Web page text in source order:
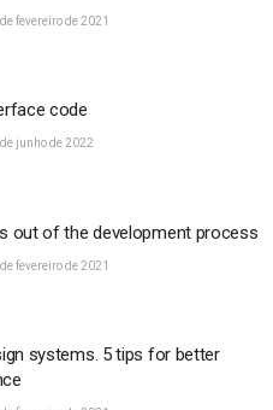
fevereiro de 2021
code
junho de 2022
out of the development process
fevereiro de 2021
systems. 5 tips for better